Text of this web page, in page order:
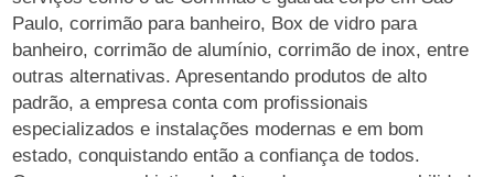
Paulo, corrimão para banheiro, Box de vidro para
banheiro, corrimão de alumínio, corrimão de inox, entre
outras alternativas. Apresentando produtos de alto
padrão, a empresa conta com profissionais
especializados e instalações modernas e em bom
estado, conquistando então a confiança de todos.